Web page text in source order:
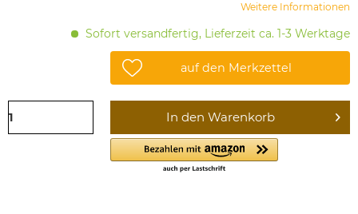
Weitere Informationen
Sofort versandfertig, Lieferzeit ca. 1-3 Werktage
auf den Merkzettel
In den Warenkorb